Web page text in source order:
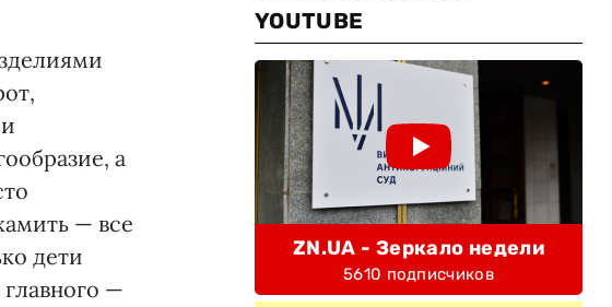
а
— все
дети
—
YOUTUBE
ZN.UA - Зеркало недели
5610 подписчиков